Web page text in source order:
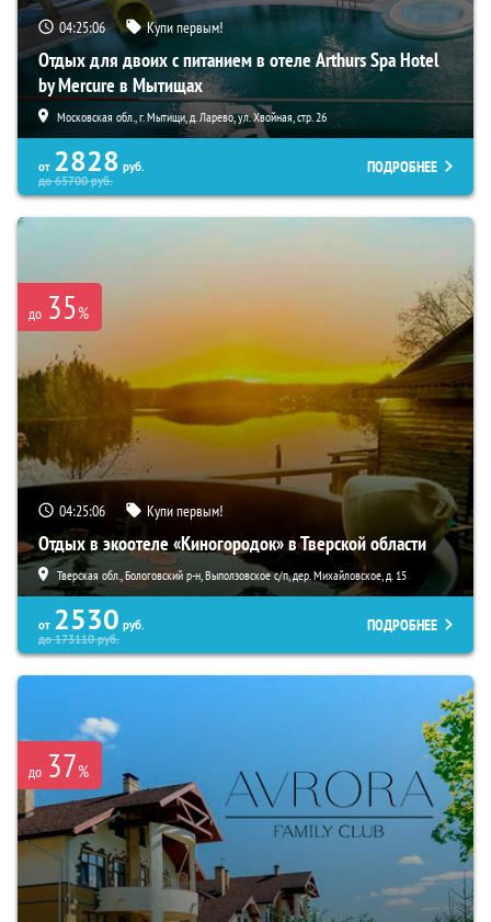
04:25:05 Купи первым!
Отдых для двоих с питанием в отеле Arthurs Spa Hotel
by Mercure в Мытищах
Московская обл., г. Мытищи, д. Ларево, ул. Хвойная, стр. 26
от 2828 руб.
до65700руб.
ПОДРОБНЕЕ
до 35%
04:25:05 Купи первым!
Отдых в экоотеле «Киногородок» в Тверской области
Тверская обл., Бологовский р-н, Выползовское с/п, дер. Михайловское, д. 15
от 2530 руб.
до173110руб.
ПОДРОБНЕЕ
до 37%